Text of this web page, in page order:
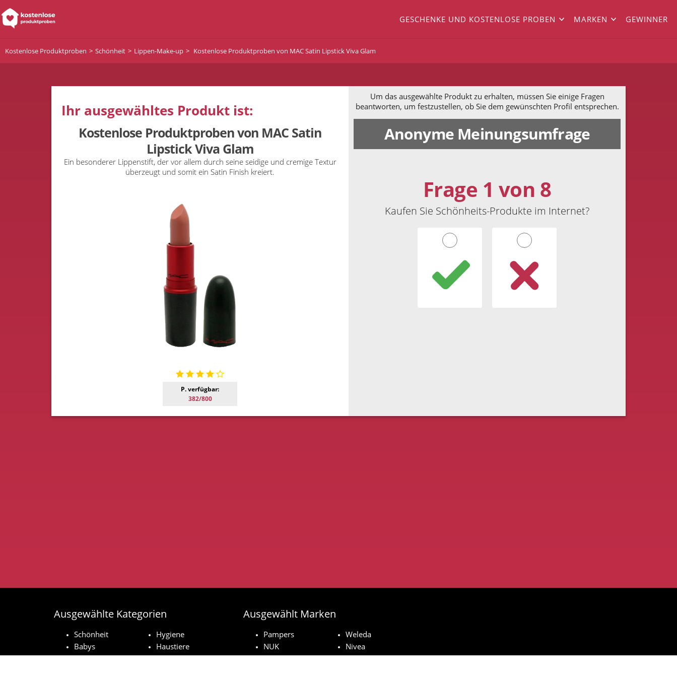
GESCHENKE UND KOSTENLOSE PROBEN MARKEN GEWINNER
Kostenlose Produktproben Schönheit Lippen-Make-up Kostenlose Produktproben von MAC Satin Lipstick Viva Glam
Ihr ausgewähltes Produkt ist:
Kostenlose Produktproben von MAC Satin
Lipstick Viva Glam
Ein besonderer Lippenstift, der vor allem durch seine seidige und cremige Textur
überzeugt und somit ein Satin Finish kreiert.
P. verfügbar:
382/800
Anonyme Meinungsumfrage
Um das ausgewählte Produkt zu erhalten, müssen Sie einige Fragen
beantworten, um festzustellen, ob Sie dem gewünschten Profil entsprechen.
Frage 1 von 8
Kaufen Sie Schönheits-Produkte im Internet?
Ausgewählte Kategorien
Schönheit
Hygiene
Babys
Haustiere
Haushaltsprodukte
Ausgewählt Marken
Pampers
Weleda
NUK
Nivea
Royal Canin